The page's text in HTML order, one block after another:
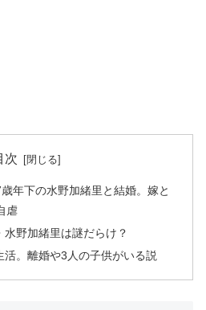
次
年下の水野加緒里と結婚。嫁と
虐
野加緒里は謎だらけ？
。離婚や3人の子供がいる説